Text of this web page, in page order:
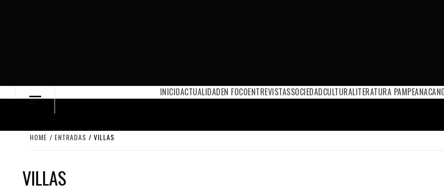
INICIOACTUALIDADEN FOCOENTREVISTASSOCIEDADCULTURALITERATURA PAMPEANA
HOME ENTRADAS VILLAS
VILLAS